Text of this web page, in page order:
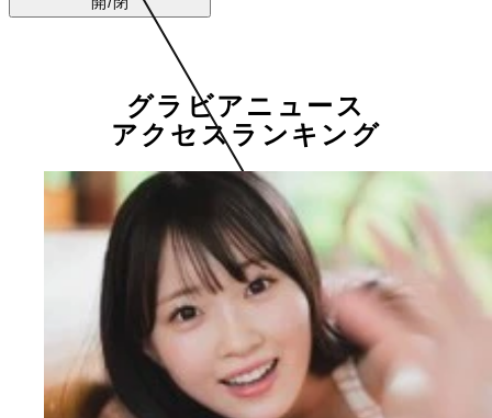
グラビアニュース
アクセスランキング